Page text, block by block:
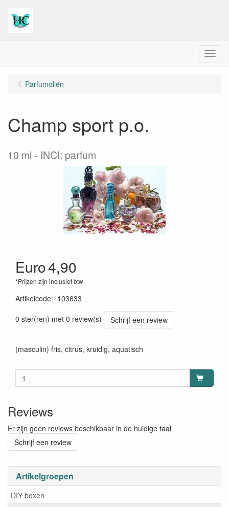
Menu
Artikelgroepen
DIY boxen
Parfumoliën
Champ sport p.o.
10 ml INCI: parfum
Euro4,90
*Prijzen zijn inclusief btw
Artikelcode: 103633
0 ster(ren) met 0 review(s)
Schrijf een review
(masculin) fris, citrus, kruidig, aquatisch
Reviews
Er zijn geen reviews beschikbaar in de huidige taal
Schrijf een review